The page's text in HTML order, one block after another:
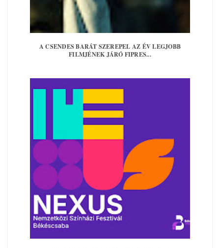
A CSENDES BARÁT SZEREPEL AZ ÉV LEGJOBB
FILMJÉNEK JÁRÓ FIPRES...